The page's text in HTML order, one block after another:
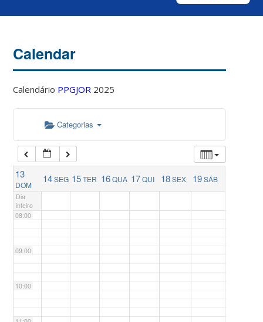
Calendar
Calendário PPGJOR 2025
Categorias
13
DOM
14SEG 15TER 16QUA 17QUI 18SEX 19SÁB
Dia
inteiro
05:00
06:00
07:00
08:00
09:00
10:00